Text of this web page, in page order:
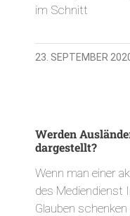
im Schnitt
23. SEPTEMBER
Werden
dargestellt?
Wenn man einer
des Mediendienst
Glauben